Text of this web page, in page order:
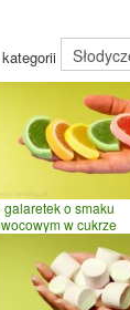
galaretek o smaku
w cukrze